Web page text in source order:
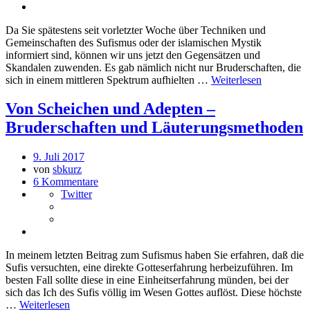
Da Sie spätestens seit vorletzter Woche über Techniken und
Gemeinschaften des Sufismus oder der islamischen Mystik
informiert sind, können wir uns jetzt den Gegensätzen und
Skandalen zuwenden. Es gab nämlich nicht nur Bruderschaften, die
sich in einem mittleren Spektrum aufhielten … Weiterlesen
Von Scheichen und Adepten –
Bruderschaften und Läuterungsmethoden
9. Juli 2017
von sbkurz
6 Kommentare
Twitter
In meinem letzten Beitrag zum Sufismus haben Sie erfahren, daß die
Sufis versuchten, eine direkte Gotteserfahrung herbeizuführen. Im
besten Fall sollte diese in eine Einheitserfahrung münden, bei der
sich das Ich des Sufis völlig im Wesen Gottes auflöst. Diese höchste
… Weiterlesen